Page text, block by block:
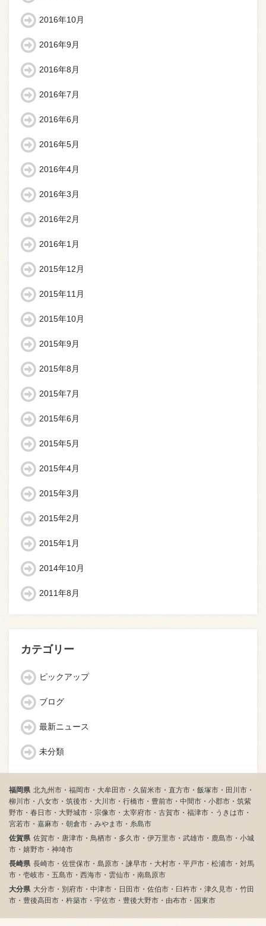
2016年10月
2016年9月
2016年8月
2016年7月
2016年6月
2016年5月
2016年4月
2016年3月
2016年2月
2016年1月
2015年12月
2015年11月
2015年10月
2015年9月
2015年8月
2015年7月
2015年6月
2015年5月
2015年4月
2015年3月
2015年2月
2015年1月
2014年10月
2011年8月
カテゴリー
ピックアップ
ブログ
最新ニュース
未分類
福岡県 北九州市・福岡市・大牟田市・久留米市・直方市・飯塚市・田川市・
柳川市・八女市・筑後市・大川市・行橋市・豊前市・中間市・小郡市・筑紫
野市・春日市・大野城市・宗像市・太宰府市・古賀市・福津市・うきは市・
宮若市・嘉麻市・朝倉市・みやま市・糸島市
佐賀県 佐賀市・唐津市・鳥栖市・多久市・伊万里市・武雄市・鹿島市・小城
市・嬉野市・神埼市
長崎県 長崎市・佐世保市・島原市・諫早市・大村市・平戸市・松浦市・対馬
市・壱岐市・五島市・西海市・雲仙市・南島原市
大分県 大分市・別府市・中津市・日田市・佐伯市・臼杵市・津久見市・竹田
市・豊後高田市・杵築市・宇佐市・豊後大野市・由布市・国東市